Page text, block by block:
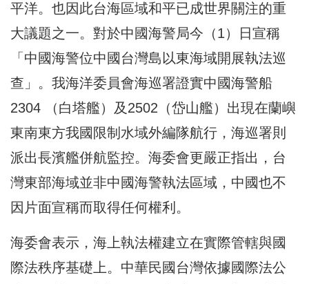
平洋。也因此台海區域和平已成世界關注的重
大議題之一。對於中國海警局今（1）日宣稱
「中國海警位中國台灣島以東海域開展執法巡
查」。我海洋委員會海巡署證實中國海警船
2304 （白塔艦）及2502（岱山艦）出現在蘭嶼
東南東方我國限制水域外編隊航行，海巡署則
派出長濱艦併航監控。海委會更嚴正指出，台
灣東部海域並非中國海警執法區域，中國也不
因片面宣稱而取得任何權利。
海委會表示，海上執法權建立在實際管轄與國
際法秩序基礎上。中華民國台灣依據國際法公